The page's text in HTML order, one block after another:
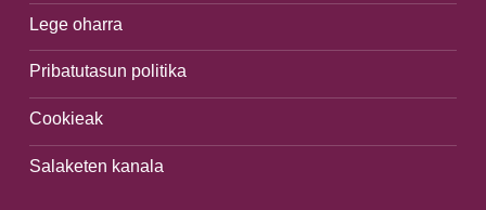
Lege oharra
Pribatutasun politika
Cookieak
Salaketen kanala